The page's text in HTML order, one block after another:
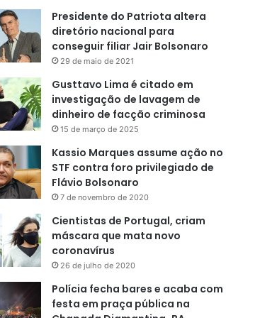
Presidente do Patriota altera
diretório nacional para
conseguir filiar Jair Bolsonaro
29 de maio de 2021
Gusttavo Lima é citado em
investigação de lavagem de
dinheiro de facção criminosa
15 de março de 2025
Kassio Marques assume ação no
STF contra foro privilegiado de
Flávio Bolsonaro
7 de novembro de 2020
Cientistas de Portugal, criam
máscara que mata novo
coronavírus
26 de julho de 2020
Polícia fecha bares e acaba com
festa em praça pública na